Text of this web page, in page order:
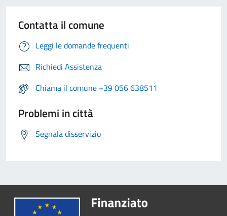
Contatta il comune
Leggi le domande frequenti
Richiedi Assistenza
Chiama il comune +39 056 638511
Problemi in città
Segnala disservizio